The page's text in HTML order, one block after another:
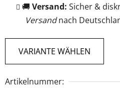
🚚 Versand: Sicher &
Versandnach
VARIANTE WÄHLEN
Artikelnummer: